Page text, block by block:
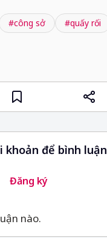
#công sở #quấy rối
khoản để bình luận
Đăng ký
nào.